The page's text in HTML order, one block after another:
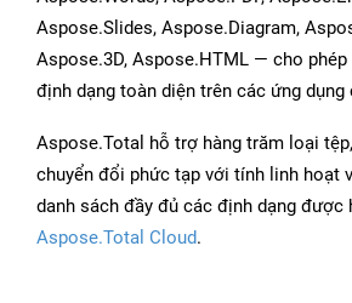
Aspose.Slides, Aspose.Diagram,
Aspose.3D, Aspose.HTML — cho
định dạng toàn diện trên các ứng dụng
Aspose.Total hỗ trợ hàng trăm loại
chuyển đổi phức tạp với tính linh hoạt
danh sách đầy đủ các định dạng được
Aspose.Total Cloud.